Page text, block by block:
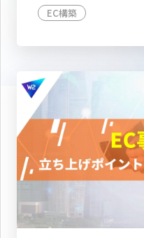
EC構築